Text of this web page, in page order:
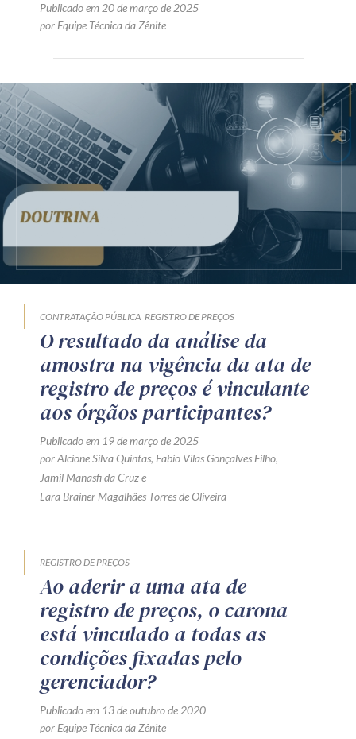
Publicado em 20 de março de 2025
por Equipe Técnica da Zênite
CONTRATAÇÃO PÚBLICA REGISTRO DE PREÇOS
O resultado da análise da
amostra na vigência da ata de
registro de preços é vinculante
aos órgãos participantes?
Publicado em 19 de março de 2025
porAlcione Silva Quintas, Fabio Vilas Gonçalves Filho,
Jamil Manasfi da Cruze
Lara Brainer Magalhães Torres de Oliveira
REGISTRO DE PREÇOS
Ao aderir a uma ata de
registro de preços, o carona
está vinculado a todas as
condições fixadas pelo
gerenciador?
Publicado em 13 de outubro de 2020
por Equipe Técnica da Zênite